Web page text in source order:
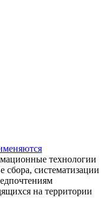
технологии
сбора, систематизации
на территории